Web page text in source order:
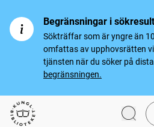
Begränsningar i
Sökträffar som är yngre än
omfattas av upphovsrätten
tjänsten när du söker på
begränsningen.
Svenska tidningar